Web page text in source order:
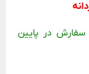
در پایین